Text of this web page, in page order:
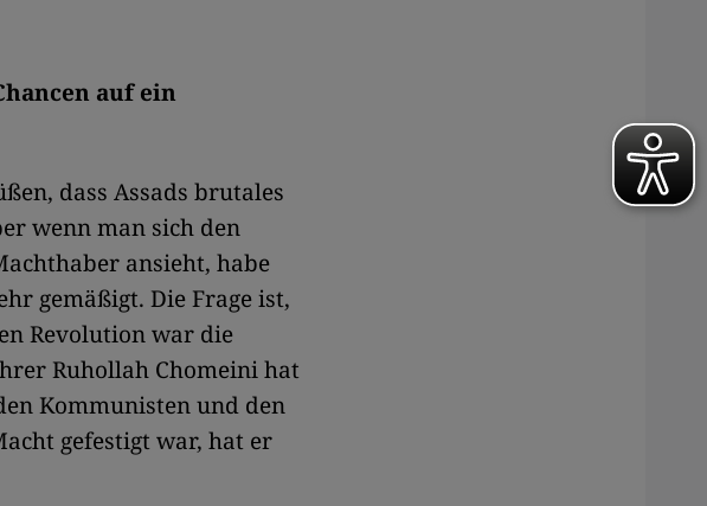
auf ein
dass Assads brutales
wenn man sich den
ansieht, habe
gemäßigt. Die Frage ist,
Revolution war die
Ruhollah Chomeini hat
Kommunisten und den
gefestigt war, hat er